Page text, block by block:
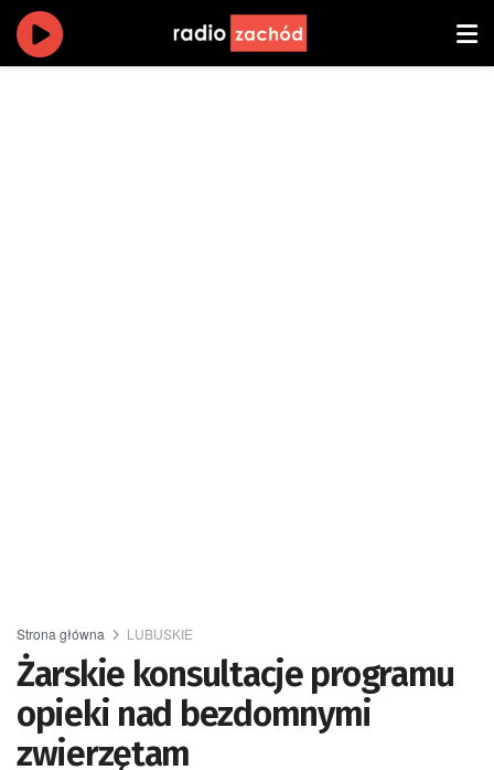
Strona główna LUBUSKIE
Żarskie konsultacje programu
opieki nad bezdomnymi
zwierzętam